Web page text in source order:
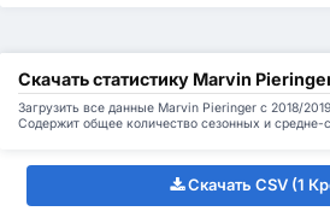
Скачать статистику Marvin
Загрузить все данные Marvin Pieringer с 2018/
Содержит общее количество сезонных и средне-
Скачать CSV (1